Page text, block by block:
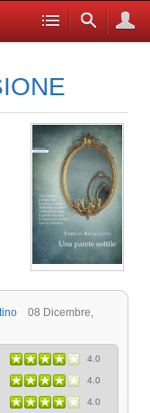
08 Dicembre,
4.0
4.0
4.0